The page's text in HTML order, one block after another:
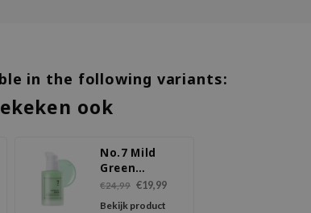
in the following variants:
ook
No.7 Mild
Green
Soothing
Serum
€24,99 €19,99
Bekijk product